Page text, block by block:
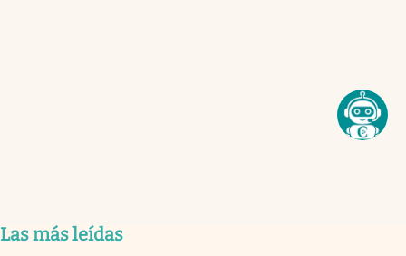
Las más leídas